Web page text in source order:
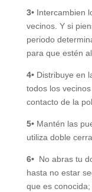
3•Intercambien
vecinos. Y si
periodo
para que estén
4• Distribuye en
todos los
contacto de la
5•Mantén las
utiliza doble
6• No abras tu
hasta no estar
que es